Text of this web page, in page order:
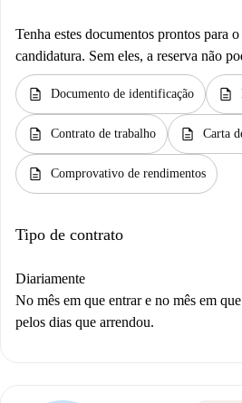
Tenha estes documentos prontos para
candidatura. Sem eles, a reserva não
description Documento de identificação description
description Contrato de trabalho description Carta
description Comprovativo de rendimentos
Tipo de contrato
Diariamente
No mês em que entrar e no mês em
pelos dias que arrendou.